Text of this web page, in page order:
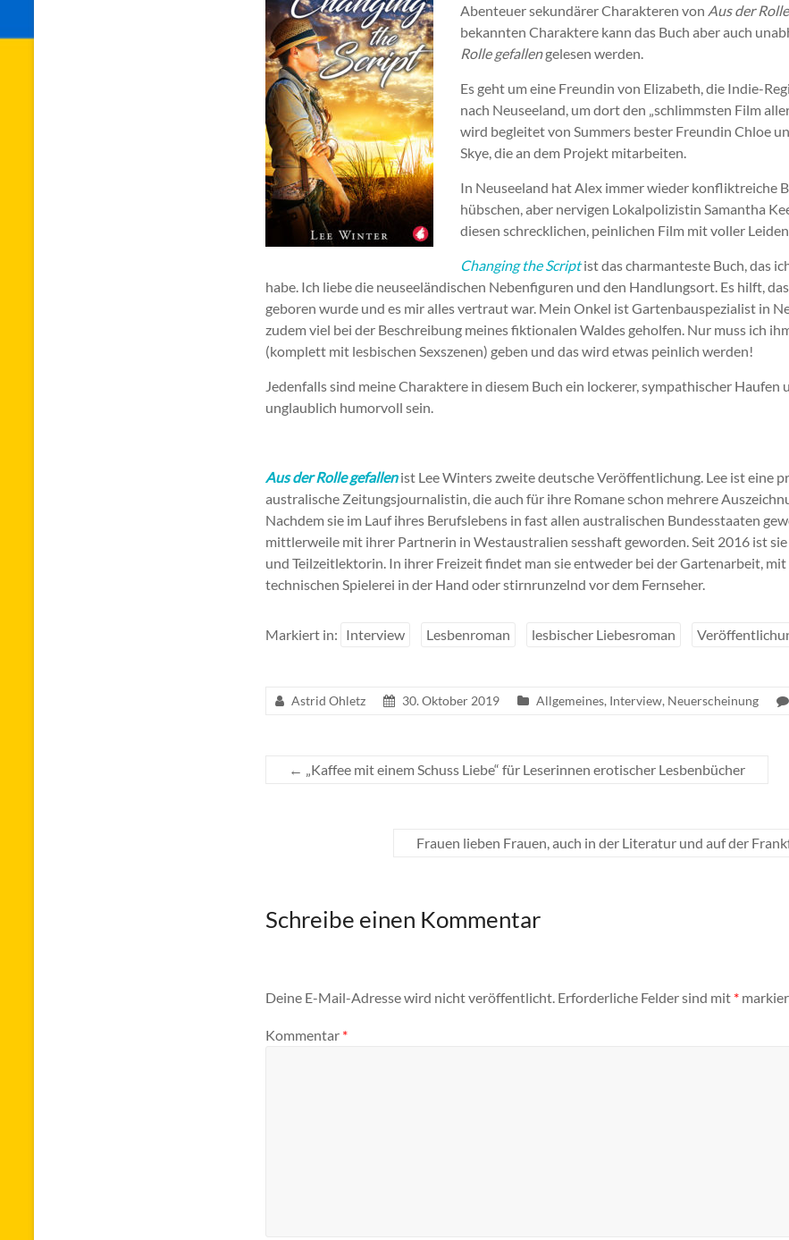
Abenteuer sekundärer Charakteren von Aus der
bekannten Charaktere kann das Buch aber auch
Rolle gefallengelesen werden.
Es geht um eine Freundin von Elizabeth, die Indie-
nach Neuseeland, um dort den „schlimmsten Film
wird begleitet von Summers bester Freundin Chloe
Skye, die an dem Projekt mitarbeiten.
In Neuseeland hat Alex immer wieder konfliktreiche
hübschen, aber nervigen Lokalpolizistin Samantha
diesen schrecklichen, peinlichen Film mit voller
Changing the Scriptist das charmanteste Buch, das
habe. Ich liebe die neuseeländischen Nebenfiguren und den Handlungsort. Es hilft,
geboren wurde und es mir alles vertraut war. Mein Onkel ist Gartenbauspezialist in
zudem viel bei der Beschreibung meines fiktionalen Waldes geholfen. Nur muss ich
(komplett mit lesbischen Sexszenen) geben und das wird etwas peinlich werden!
Jedenfalls sind meine Charaktere in diesem Buch ein lockerer, sympathischer Haufen
unglaublich humorvoll sein.
Aus der Rollegefallenist Lee Winters zweite deutsche Veröffentlichung. Lee ist eine
australische Zeitungsjournalistin, die auch für ihre Romane schon mehrere
Nachdem sie im Lauf ihres Berufslebens in fast allen australischen Bundesstaaten
mittlerweile mit ihrer Partnerin in Westaustralien sesshaft geworden. Seit 2016 ist
und Teilzeitlektorin. In ihrer Freizeit findet man sie entweder bei der Gartenarbeit, mit
technischen Spielerei in der Hand oder stirnrunzelnd vor dem Fernseher.
Markiert in: Interview Lesbenroman lesbischer Liebesroman
Astrid Ohletz 30. Oktober 2019 Allgemeines, Interview, Neuerscheinung
← „Kaffee mit einem Schuss Liebe“ für Leserinnen erotischer Lesbenbücher
Frauen lieben Frauen, auch in der Literatur und auf der
Schreibe einen Kommentar
Deine E-Mail-Adresse wird nicht veröffentlicht. Erforderliche Felder sind mit *
Kommentar *